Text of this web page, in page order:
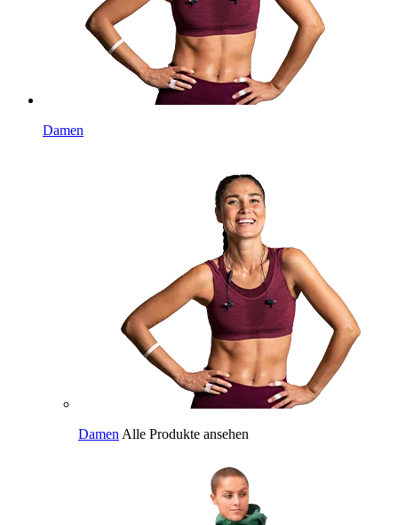
Damen
Damen Alle Produkte ansehen